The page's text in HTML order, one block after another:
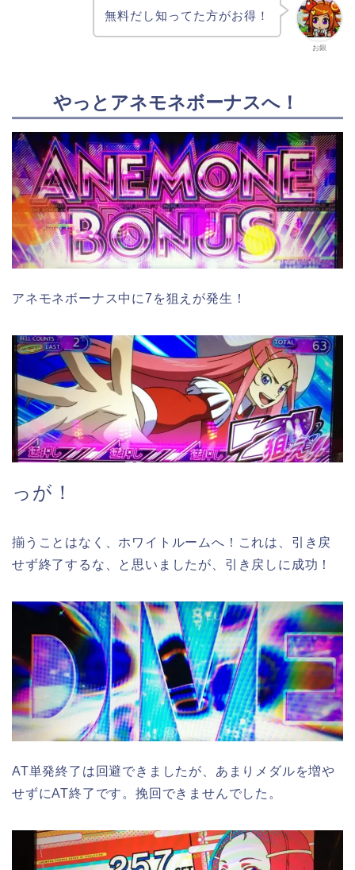
お銀
無料だし知ってた方がお得！
やっとアネモネボーナスへ！
アネモネボーナス中に7を狙えが発生！
っが！
揃うことはなく、ホワイトルームへ！これは、引き戻
せず終了するな、と思いましたが、引き戻しに成功！
AT単発終了は回避できましたが、あまりメダルを増や
せずにAT終了です。挽回できませんでした。